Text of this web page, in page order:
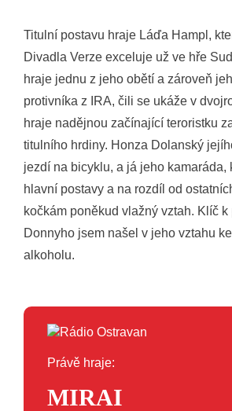
Titulní postavu hraje Láďa Hampl,
Divadla Verze exceluje už ve hře
hraje jednu z jeho obětí a zároveň
protivníka z IRA, čili se ukáže v
hraje nadějnou začínající teroristku
titulního hrdiny. Honza Dolanský
jezdí na bicyklu, a já jeho kamaráda,
hlavní postavy a na rozdíl od
kočkám poněkud vlažný vztah. Klíč k
Donnyho jsem našel v jeho vztahu
alkoholu.
Právě hraje:
MIRAI